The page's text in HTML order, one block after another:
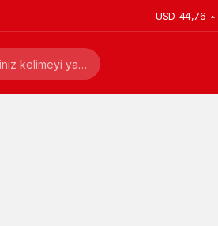
USD 44,76